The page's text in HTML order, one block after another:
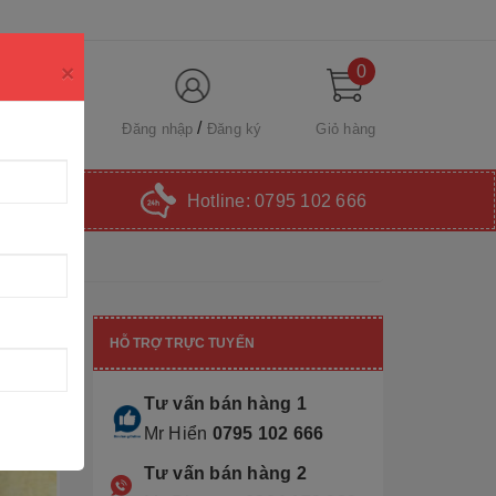
Đăng nhập Đăng ký
0
Giỏ hàng
Hotline: 0795 102 666
×
HỖ TRỢ TRỰC TUYẾN
Tư vấn bán hàng 1
Mr Hiển 0795 102 666
Tư vấn bán hàng 2